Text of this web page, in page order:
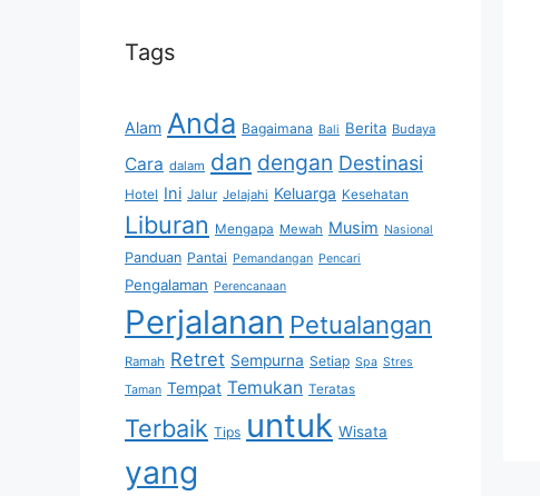
Tags
Alam Anda Bagaimana Bali Berita Budaya
Cara dalam dan dengan Destinasi
Hotel Ini Jalur Jelajahi Keluarga Kesehatan
Liburan Mengapa Mewah Musim Nasional
Panduan Pantai Pemandangan Pencari
Pengalaman Perencanaan
Perjalanan Petualangan
Ramah Retret Sempurna Setiap Spa Stres
Taman Tempat Temukan Teratas
Terbaik Tips untuk Wisata
yang